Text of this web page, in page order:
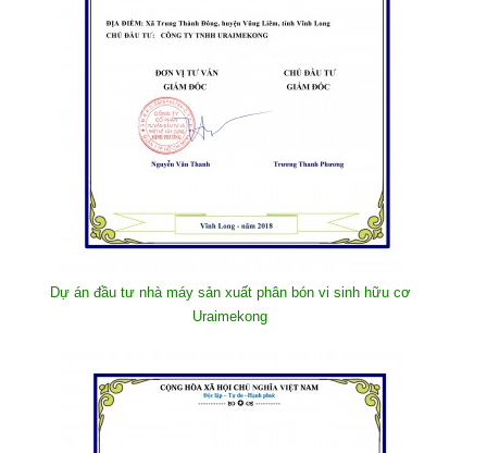
Dự án đầu tư nhà máy sản xuất phân bón vi sinh hữu cơ
Uraimekong